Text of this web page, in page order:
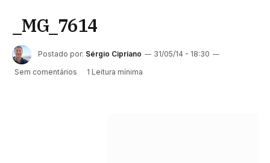
_MG_7614
Postado por: Sérgio Cipriano
31/05/14 - 18:30
Sem comentários
1 Leitura mínima